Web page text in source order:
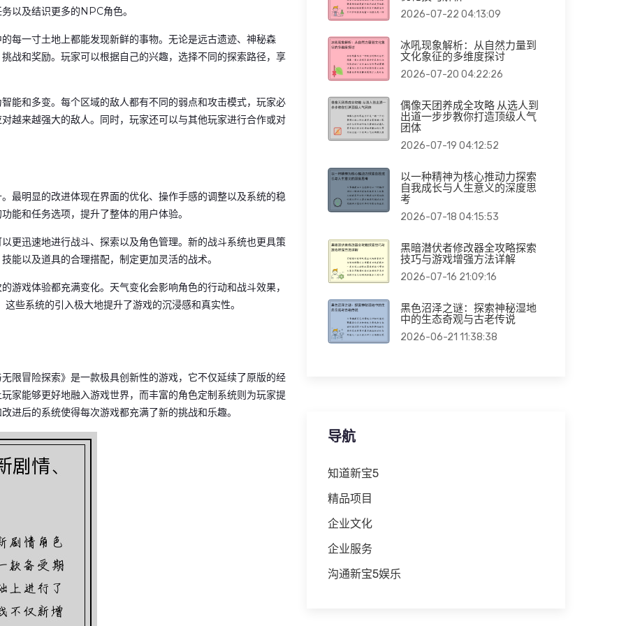
以及结识更多的NPC角色。
每一寸土地上都能发现新鲜的事物。无论是远古遗迹、神秘森
战和奖励。玩家可以根据自己的兴趣，选择不同的探索路径，享
能和多变。每个区域的敌人都有不同的弱点和攻击模式，玩家必
越来越强大的敌人。同时，玩家还可以与其他玩家进行合作或对
最明显的改进体现在界面的优化、操作手感的调整以及系统的稳
能和任务选项，提升了整体的用户体验。
更迅速地进行战斗、探索以及角色管理。新的战斗系统也更具策
能以及道具的合理搭配，制定更加灵活的战术。
游戏体验都充满变化。天气变化会影响角色的行动和战斗效果，
些系统的引入极大地提升了游戏的沉浸感和真实性。
限冒险探索》是一款极具创新性的游戏，它不仅延续了原版的经
家能够更好地融入游戏世界，而丰富的角色定制系统则为玩家提
进后的系统使得每次游戏都充满了新的挑战和乐趣。
2026-07-22 04:13:09
冰吼现象解析：从自然力量到
文化象征的多维度探讨
2026-07-20 04:22:26
偶像天团养成全攻略 从选人到
出道一步步教你打造顶级人气
团体
2026-07-19 04:12:52
以一种精神为核心推动力探索
自我成长与人生意义的深度思
考
2026-07-18 04:15:53
黑暗潜伏者修改器全攻略探索
技巧与游戏增强方法详解
2026-07-16 21:09:16
黑色沼泽之谜：探索神秘湿地
中的生态奇观与古老传说
2026-06-21 11:38:38
导航
知道新宝5
精品项目
企业文化
企业服务
沟通新宝5娱乐